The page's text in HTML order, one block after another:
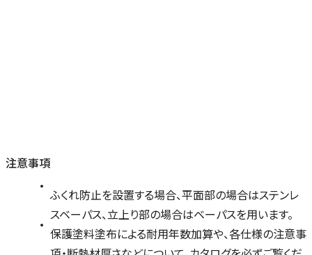
注意事項
ふくれ防止を設置する場合、平面部の場合はステンレ
スベーパス、立上り部の場合はベーパスを用います。
保護塗料塗布による耐用年数加算や、各仕様の注意事